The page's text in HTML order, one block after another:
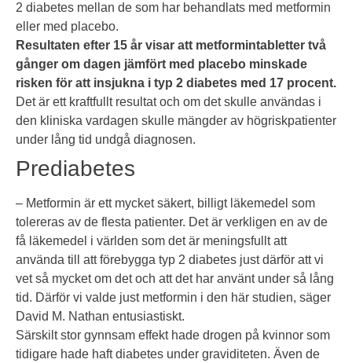
2 diabetes mellan de som har behandlats med metformin
eller med placebo.
Resultaten efter 15 år visar att metformintabletter två
gånger om dagen jämfört med placebo minskade
risken för att insjukna i typ 2 diabetes med 17 procent.
Det är ett kraftfullt resultat och om det skulle användas i
den kliniska vardagen skulle mängder av högriskpatienter
under lång tid undgå diagnosen.
Prediabetes
– Metformin är ett mycket säkert, billigt läkemedel som
tolereras av de flesta patienter. Det är verkligen en av de
få läkemedel i världen som det är meningsfullt att
använda till att förebygga typ 2 diabetes just därför att vi
vet så mycket om det och att det har använt under så lång
tid. Därför vi valde just metformin i den här studien, säger
David M. Nathan entusiastiskt.
Särskilt stor gynnsam effekt hade drogen på kvinnor som
tidigare hade haft diabetes under graviditeten. Även de